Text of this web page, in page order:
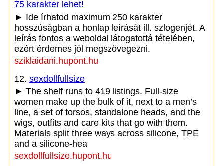
75 karakter lehet!
► Ide írhatod maximum 250 karakter
hosszúságban a honlap leírását ill. szlogenjét. A
leírás fontos a weboldal látogatottá tételében,
ezért érdemes jól megszövegezni.
sziklaidani.hupont.hu
12. sexdollfullsize
► The shelf runs to 419 listings. Full-size
women make up the bulk of it, next to a men’s
line, a set of torsos, standalone heads, and the
wigs, outfits and care kits that go with them.
Materials split three ways across silicone, TPE
and a silicone-hea
sexdollfullsize.hupont.hu